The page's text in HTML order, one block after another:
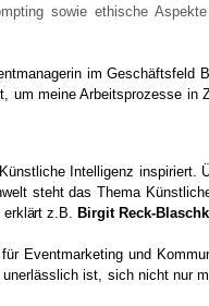
sowie ethische
im Geschäftsfeld
meine Arbeitsprozesse
Intelligenz
steht das Thema
erklärt z.B. Birgit Reck-
Eventmarketing und
ist, sich nicht